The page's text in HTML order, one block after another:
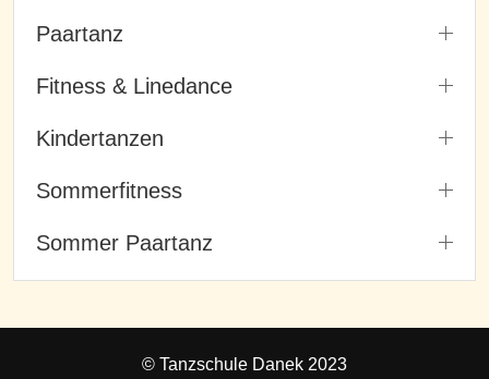
Paartanz
Fitness & Linedance
Kindertanzen
Sommerfitness
Sommer Paartanz
© Tanzschule Danek 2023